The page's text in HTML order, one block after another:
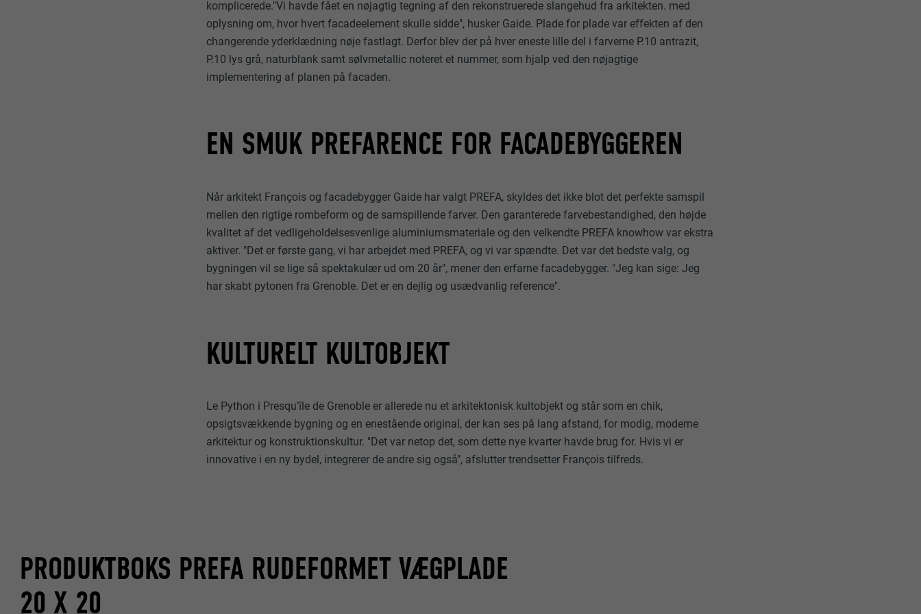
komplicerede."Vi havde fået en nøjagtig tegning af den rekonstruerede slangehud fra arkitekten. med
oplysning om, hvor hvert facadeelement skulle sidde", husker Gaide. Plade for plade var effekten af den
changerende yderklædning nøje fastlagt. Derfor blev der på hver eneste lille del i farverne P.10 antrazit,
P.10 lys grå, naturblank samt sølvmetallic noteret et nummer, som hjalp ved den nøjagtige
implementering af planen på facaden.
EN SMUK PREFARENCE FOR FACADEBYGGEREN
Når arkitekt François og facadebygger Gaide har valgt PREFA, skyldes det ikke blot det perfekte samspil
mellen den rigtige rombeform og de samspillende farver. Den garanterede farvebestandighed, den højde
kvalitet af det vedligeholdelsesvenlige aluminiumsmateriale og den velkendte PREFA knowhow var ekstra
aktiver. "Det er første gang, vi har arbejdet med PREFA, og vi var spændte. Det var det bedste valg, og
bygningen vil se lige så spektakulær ud om 20 år", mener den erfarne facadebygger. "Jeg kan sige: Jeg
har skabt pytonen fra Grenoble. Det er en dejlig og usædvanlig reference".
KULTURELT KULTOBJEKT
Le Python i Presqu’île de Grenoble er allerede nu et arkitektonisk kultobjekt og står som en chik,
opsigtsvækkende bygning og en enestående original, der kan ses på lang afstand, for modig, moderne
arkitektur og konstruktionskultur. "Det var netop det, som dette nye kvarter havde brug for. Hvis vi er
innovative i en ny bydel, integrerer de andre sig også", afslutter trendsetter François tilfreds.
PRODUKTBOKS PREFA RUDEFORMET VÆGPLADE
20 X 20
Denne cookie gemmer din aktuelle session relateret til PHP-applikationer,
hvilket sikrer, at alle funktioner på webstedet, som er baseret på PHP-
programmeringssproget, kan vises fuldt ud.
FORLØB 12 måneder
FORMÅL
skal gemmes, så værktøjet ved, hvilke grupper af cookies brugeren har
accepteret.
_ga
UDBYDER Google Universal Analytics
FORLØB 2 år
UDBYDER Google Analytics
FORLØB 1 dag
FORMÅL Bruges af Google Analytics til at begrænse anmodningsfrekvensen.
UDBYDER Google Universal Analytics
FORMÅL
Registrerer et unikt ID, der bruges til at generere statistiske data om,
hvordan besøgende bruger webstedet.
NAVN _gaexp
FORMÅL
Bruges som en test, for at kontrollere, om browseren tillader indstillinger
af cookies. Indeholder ingen identifikatorer.
COOKIES TIL MARKETING OG EKSTERNE MEDIER (INKLUSIVE US-TJENESTER)
"Cookies til marketing og eksterne medier (inkl. US-tjenester)" bruges af annoncører
(tredjepartsudbydere) til at vise målrettet annoncering. Det gør de ved at observere besøgende på tværs
NAVN NID
FORLØB 6 måneder
FORMÅL
Denne cookie indeholder et unikt ID, der bruges til at gemme dine
foretrukne indstillinger og andre oplysninger, især dit foretrukne sprog,
hvor mange søgeresultater du vil vise pr. side (fx 10 eller 20), og om du
ønsker at Google SafeSearch-filteret skal være aktiveret.
UDBYDER ads.linkedin.com
Gemmer det sprog, som brugeren har valgt, på et websted.
NAVN lang
FORMÅL
vindue.
Vis cookie-oplysninger